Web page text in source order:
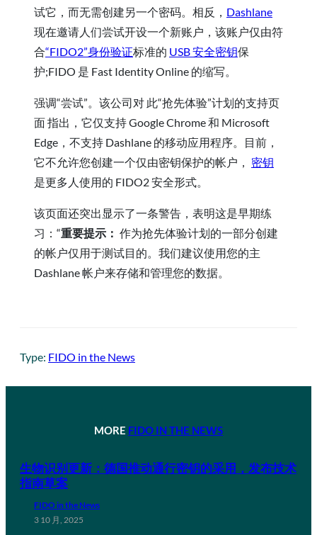
试它，而无需创建另一个密码。相反， Dashlane
现在邀请人们尝试开设一个新账户，该账户仅由符
合“FIDO2”身份验证标准的 USB 安全密钥保
护;FIDO 是 Fast Identity Online 的缩写。
强调“尝试”。该公司对 此“抢先体验”计划的支持页
面指出，它仅支持 Google Chrome 和 Microsoft
Edge，不支持 Dashlane 的移动应用程序。目前，
它不允许您创建一个仅由密钥保护的帐户， 密钥
是更多人使用的 FIDO2 安全形式。
该页面还突出显示了一条警告，表明这是早期练
习：“重要提示： 作为抢先体验计划的一部分创建
的帐户仅用于测试目的。我们建议使用您的主
Dashlane 帐户来存储和管理您的数据。
Type: FIDO in the News
MORE FIDO IN THE NEWS
生物识别更新：德国推动通行密钥的采用，发布技术
指南草案
FIDO in the News
3 10 月, 2025